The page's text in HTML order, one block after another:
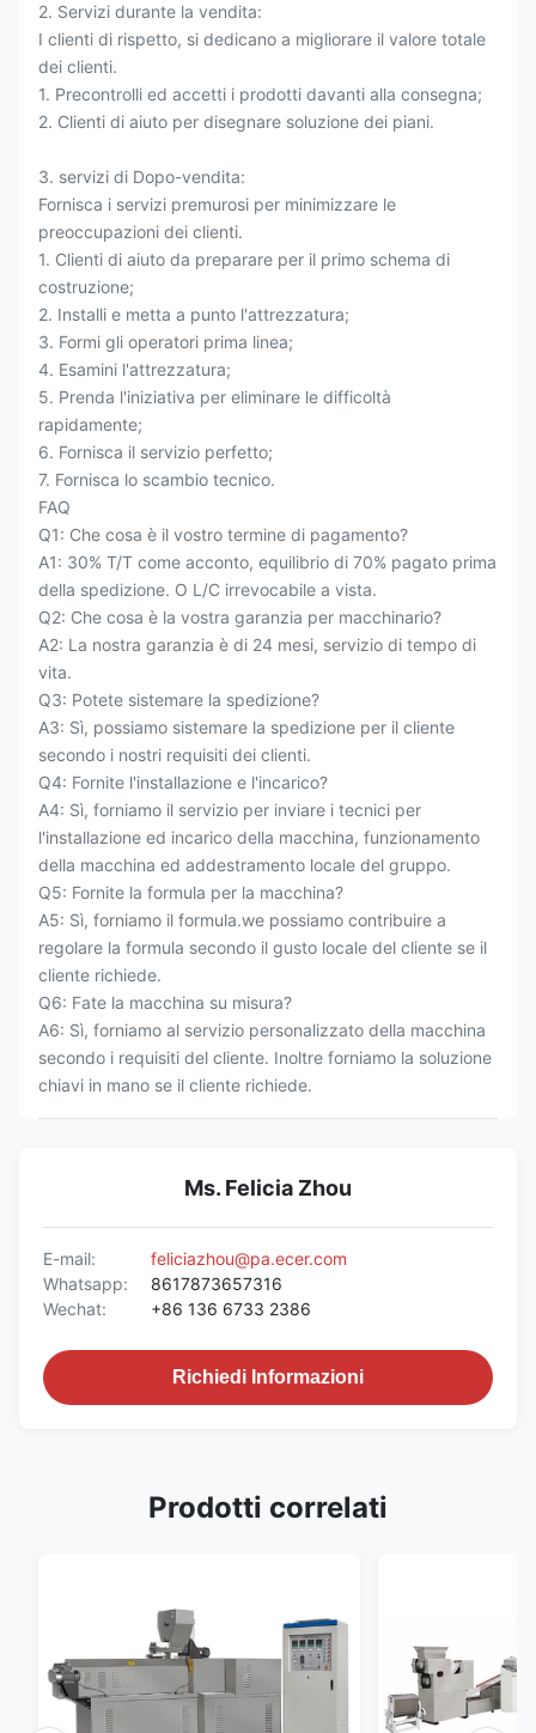
2. Servizi durante la vendita:
I clienti di rispetto, si dedicano a migliorare il valore totale
dei clienti.
1. Precontrolli ed accetti i prodotti davanti alla consegna;
2. Clienti di aiuto per disegnare soluzione dei piani.
3. servizi di Dopo-vendita:
Fornisca i servizi premurosi per minimizzare le
preoccupazioni dei clienti.
1. Clienti di aiuto da preparare per il primo schema di
costruzione;
2. Installi e metta a punto l'attrezzatura;
3. Formi gli operatori prima linea;
4. Esamini l'attrezzatura;
5. Prenda l'iniziativa per eliminare le difficoltà
rapidamente;
6. Fornisca il servizio perfetto;
7. Fornisca lo scambio tecnico.
FAQ
Q1: Che cosa è il vostro termine di pagamento?
A1: 30% T/T come acconto, equilibrio di 70% pagato prima
della spedizione. O L/C irrevocabile a vista.
Q2: Che cosa è la vostra garanzia per macchinario?
A2: La nostra garanzia è di 24 mesi, servizio di tempo di
vita.
Q3: Potete sistemare la spedizione?
A3: Sì, possiamo sistemare la spedizione per il cliente
secondo i nostri requisiti dei clienti.
Q4: Fornite l'installazione e l'incarico?
A4: Sì, forniamo il servizio per inviare i tecnici per
l'installazione ed incarico della macchina, funzionamento
della macchina ed addestramento locale del gruppo.
Q5: Fornite la formula per la macchina?
A5: Sì, forniamo il formula.we possiamo contribuire a
regolare la formula secondo il gusto locale del cliente se il
cliente richiede.
Q6: Fate la macchina su misura?
A6: Sì, forniamo al servizio personalizzato della macchina
secondo i requisiti del cliente. Inoltre forniamo la soluzione
chiavi in mano se il cliente richiede.
Ms. Felicia Zhou
E-mail:
feliciazhou@pa.ecer.com
Whatsapp:
8617873657316
Wechat:
+86 136 6733 2386
Richiedi Informazioni
Prodotti correlati